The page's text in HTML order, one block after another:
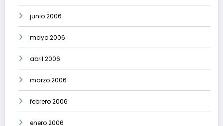
junio 2006
mayo 2006
abril 2006
marzo 2006
febrero 2006
enero 2006